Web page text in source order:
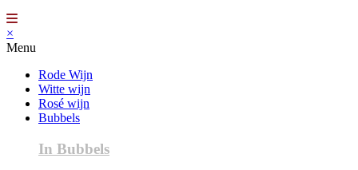
×
Menu
Rode Wijn
Witte wijn
Rosé wijn
Bubbels
In Bubbels